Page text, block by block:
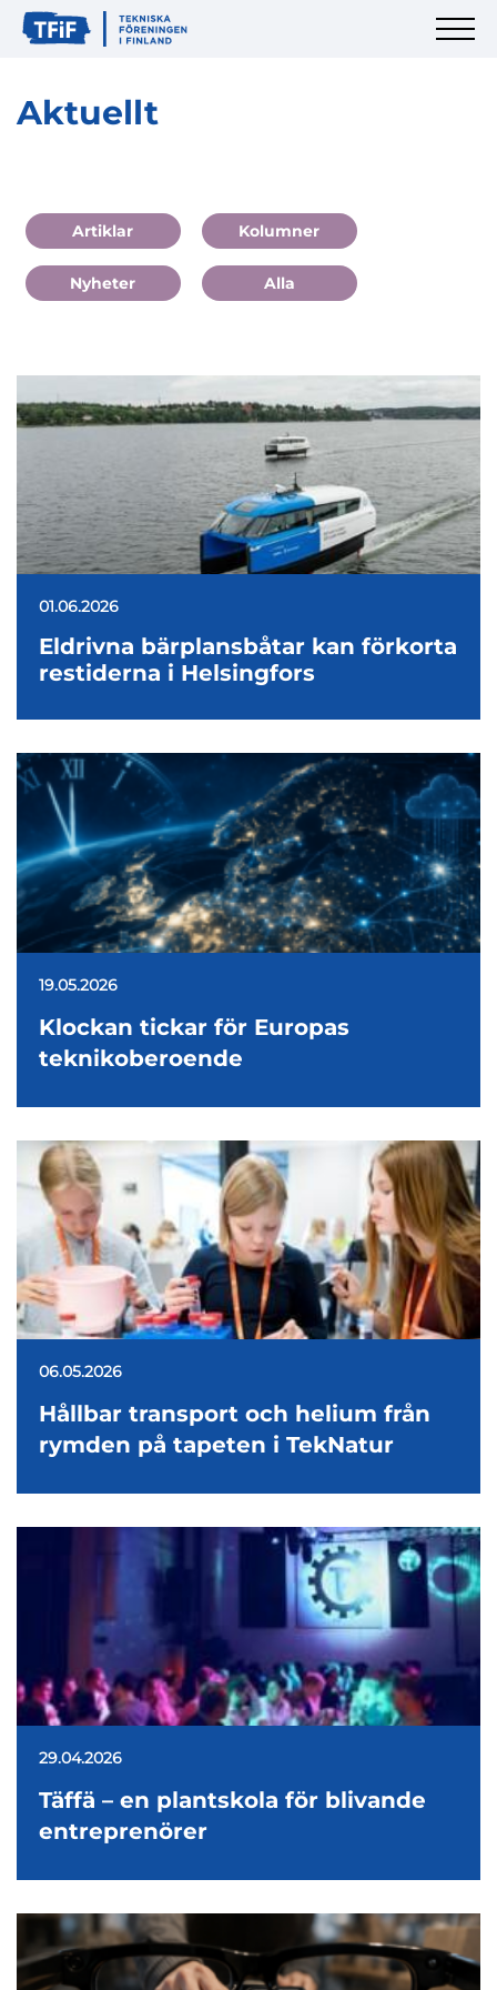
Aktuellt
Artiklar Kolumner
Nyheter Alla
01.06.2026
Eldrivna bärplansbåtar kan förkorta
restiderna i Helsingfors
19.05.2026
Klockan tickar för Europas
teknikoberoende
06.05.2026
Hållbar transport och helium från
rymden på tapeten i TekNatur
29.04.2026
Täffä – en plantskola för blivande
entreprenörer